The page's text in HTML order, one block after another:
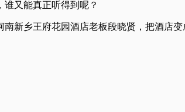
又能真正听得到呢？
新乡王府花园酒店老板段晓贤，把酒店